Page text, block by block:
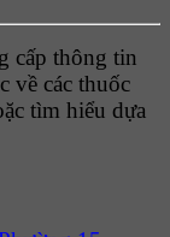
cấp thông tin
về các thuốc
tìm hiểu dựa